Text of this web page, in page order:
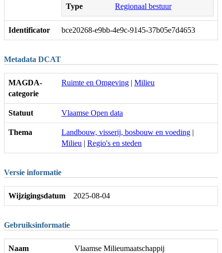
Type Regionaal bestuur
Identificator bce20268-e9bb-4e9c-9145-37b05e7d4653
Metadata DCAT
MAGDA-
categorie
Ruimte en Omgeving | Milieu
Statuut Vlaamse Open data
Thema Landbouw, visserij, bosbouw en voeding |
Milieu | Regio's en steden
Versie informatie
Wijzigingsdatum 2025-08-04
Gebruiksinformatie
Naam
Vlaamse Milieumaatschappij